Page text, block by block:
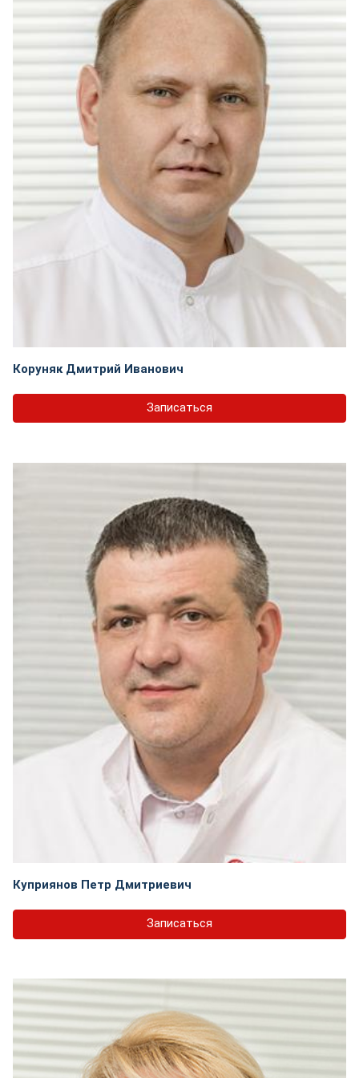
Коруняк Дмитрий Иванович
Записаться
Куприянов Петр Дмитриевич
Записаться